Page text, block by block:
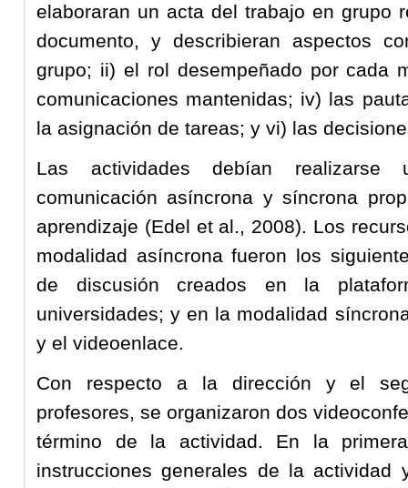
elaboraran un acta del trabajo en grupo
documento, y describieran aspectos
grupo; ii) el rol desempeñado por cada
comunicaciones mantenidas; iv) las
la asignación de tareas; y vi) las
Las actividades debían realizarse
comunicación asíncrona y síncrona
aprendizaje (Edel et al., 2008). Los
modalidad asíncrona fueron los
de discusión creados en la
universidades; y en la modalidad
y el videoenlace.
Con respecto a la dirección y el
profesores, se organizaron dos
término de la actividad. En la
instrucciones generales de la actividad